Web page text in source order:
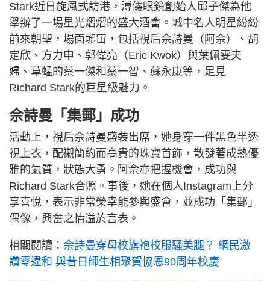
Stark近日旋風式訪港，溥儀眼鏡創始人邱子傑為他
舉辦了一場星光熠熠的盛大酒會。城中名人明星紛紛
前來朝聖，場面墟冚，包括視后佘詩曼（阿佘）、胡
定欣、方力申、郭偉亮（Eric Kwok）與葉佩雯夫
婦、草蜢的蔡一傑和蔡一智、蘇永康等，足見
Richard Stark的巨星級魅力。
佘詩曼「集郵」成功
活動上，視后佘詩曼盛裝出席，她身穿一件黑色半透
視上衣，配襯簡約而高貴的珠寶首飾，散發著成熟優
雅的氣質，狀態大勇。阿佘亦把握機會，成功與
Richard Stark合照。事後，她在個人Instagram上分
享喜悅，表示非常榮幸能參與盛會，並成功「集郵」
偶像，興奮之情溢於言表。
相關閱讀： 佘詩曼穿母校旗袍校服騷美腿？ 網民激
讚零違和 與昔日師生相聚賀協恩90周年校慶